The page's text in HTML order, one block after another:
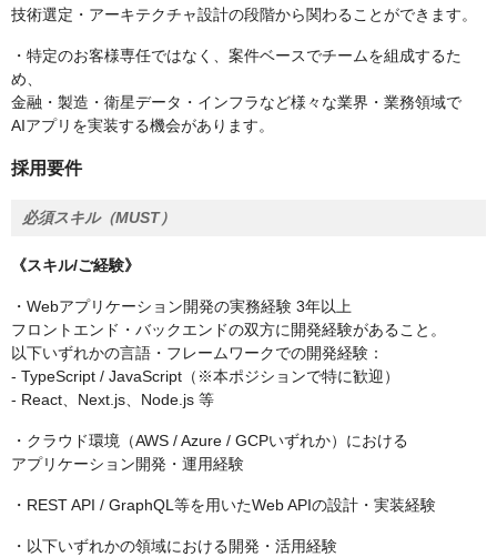
技術選定・アーキテクチャ設計の段階から関わることができます。
・特定のお客様専任ではなく、案件ベースでチームを組成するた
め、
金融・製造・衛星データ・インフラなど様々な業界・業務領域で
AIアプリを実装する機会があります。
採用要件
必須スキル（MUST）
《スキル/ご経験》
・Webアプリケーション開発の実務経験 3年以上
フロントエンド・バックエンドの双方に開発経験があること。
以下いずれかの言語・フレームワークでの開発経験：
- TypeScript / JavaScript（※本ポジションで特に歓迎）
- React、Next.js、Node.js 等
・クラウド環境（AWS / Azure / GCPいずれか）における
アプリケーション開発・運用経験
・REST API / GraphQL等を用いたWeb APIの設計・実装経験
・以下いずれかの領域における開発・活用経験